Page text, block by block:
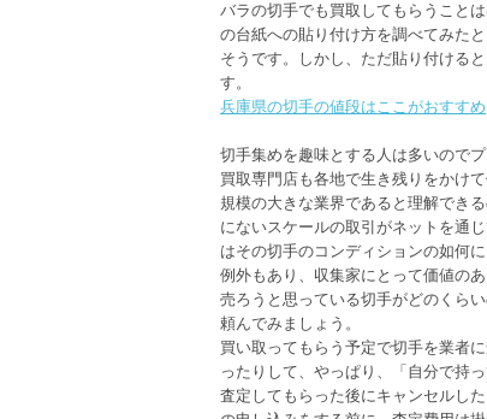
バラの切手でも買取してもらうこと
の台紙への貼り付け方を調べてみた
そうです。しかし、ただ貼り付ける
す。
兵庫県の切手の値段はここがおすすめ
切手集めを趣味とする人は多いので
買取専門店も各地で生き残りをかけ
規模の大きな業界であると理解でき
にないスケールの取引がネットを通
はその切手のコンディションの如何
例外もあり、収集家にとって価値の
売ろうと思っている切手がどのくら
頼んでみましょう。
買い取ってもらう予定で切手を業者
ったりして、やっぱり、「自分で持
査定してもらった後にキャンセルし